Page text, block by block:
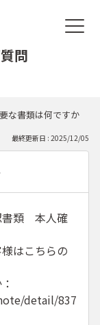
問
な書類は何ですか
最終更新日 : 2025/12/05
書類 本人確
はこちらの
detail/837